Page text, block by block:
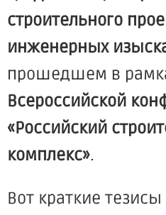
строительного
инженерных
прошедшем в
Всероссийской
«Российский
комплекс».
Вот краткие